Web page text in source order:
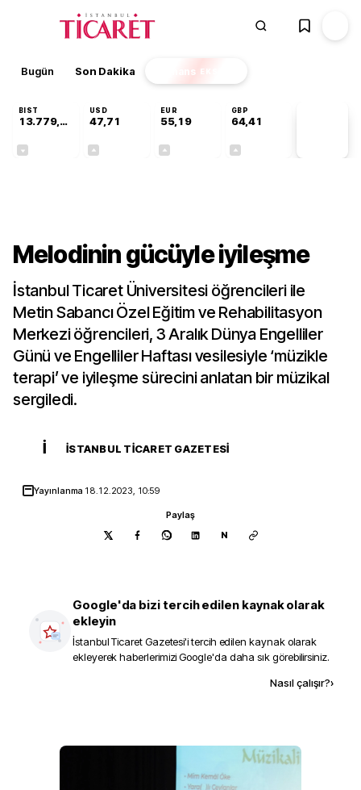
Bugün Son Dakika Finans EKSTRA
BIST
13.779,39
USD
47,71
EUR
55,19
GBP
64,41
Melodinin gücüyle iyileşme
İstanbul Ticaret Üniversitesi öğrencileri ile
Metin Sabancı Özel Eğitim ve Rehabilitasyon
Merkezi öğrencileri, 3 Aralık Dünya Engelliler
Günü ve Engelliler Haftası vesilesiyle ‘müzikle
terapi’ ve iyileşme sürecini anlatan bir müzikal
sergiledi.
İ İSTANBUL TICARET GAZETESI
Yayınlanma 18.12.2023, 10:59
Paylaş
N
Google'da bizi tercih edilen kaynak olarak
ekleyin
İstanbul Ticaret Gazetesi'i tercih edilen kaynak olarak
ekleyerek haberlerimizi Google'da daha sık görebilirsiniz.
Nasıl çalışır?›